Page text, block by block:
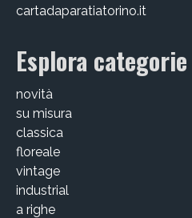
Nicolas Galtier
Victor Kastelic
Illustratori
cartadaparatiatorino.it
Esplora categorie
novità
su misura
classica
floreale
vintage
industrial
a righe